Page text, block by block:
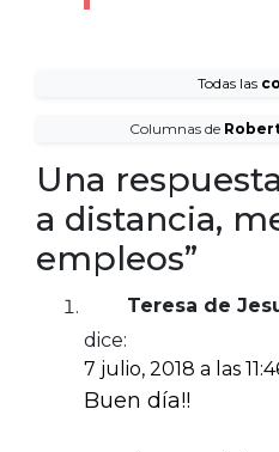
Todas las
Columnas de
Una
a distancia,
empleos”
Teresa de
dice:
7 julio, 2018 a las
Buen día!!